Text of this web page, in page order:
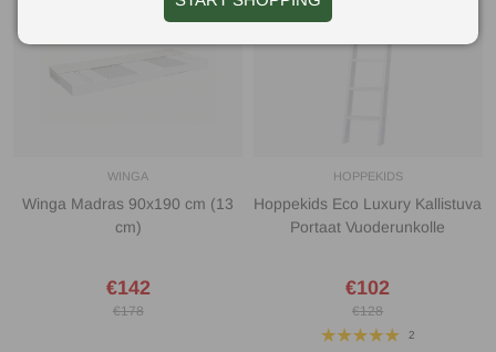
WINGA
Winga Madras 90x190 cm (13
cm)
€142
€178
HOPPEKIDS
Hoppekids Eco Luxury Kallistuva
Portaat Vuoderunkolle
€102
€128
2